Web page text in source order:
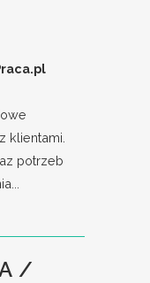
klientami.
potrzeb
/